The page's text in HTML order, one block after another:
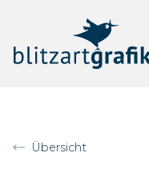
Übersicht